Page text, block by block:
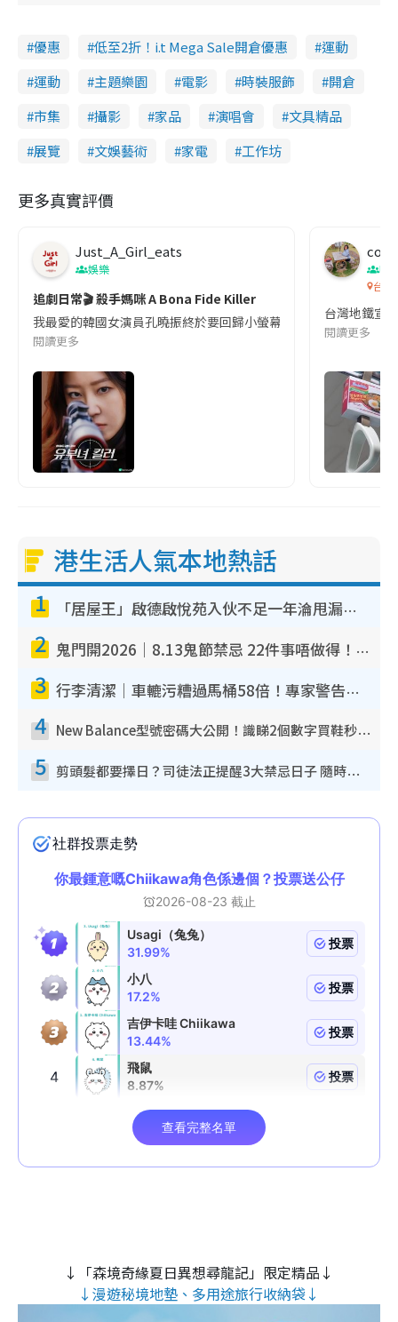
優惠 低至2折！i.t Mega Sale開倉優惠
運動
運動
主題樂園 電影 時裝服飾
開倉
市集
攝影 家品 演唱會
文具精品
展覽
文娛藝術 家電 工作坊
更多真實評價
Just_A_Girl_eats
娛樂
追劇日常🎬 殺手媽咪 A Bona Fide Killer
我最愛的韓國女演員孔曉振終於要回歸小螢幕啦!這次的劇本改編
閱讀更多
co
吹
台灣
台灣地鐵宣
閱讀更多
港生活人氣本地熱話
1 「居屋王」啟德啟悅苑入伙不足一年淪甩漏之王！插頭噴火花致大停電 多戶業主全屋家電報銷
2 鬼門開2026｜8.13鬼節禁忌 22件事唔做得！燒肉、刺身要少食？半夜勿吹口哨/打呢個電話
3 行李清潔｜車轆污糟過馬桶58倍！專家警告忌用酒精抹 教1招免污手除菌
4 New Balance型號密碼大公開！識睇2個數字買鞋秒知功能免中伏 附5大熱門鞋款
5 剪頭髮都要擇日？司徒法正提醒3大禁忌日子 隨時剪走財運！呢日剪髮恐「剪壽命」？
↓「森境奇緣夏日異想尋龍記」限定精品↓
↓漫遊秘境地墊、多用途旅行收納袋↓